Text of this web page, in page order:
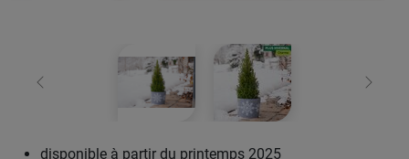
retour
disponible à partir du printemps 2025